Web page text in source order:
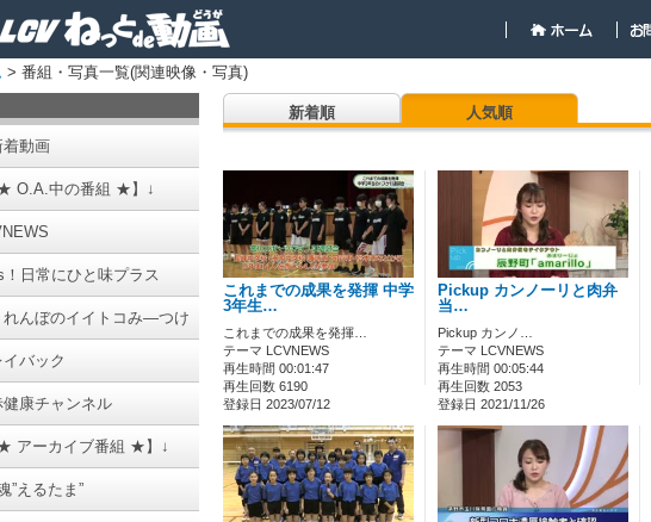
> 番組・写真一覧(関連映像・写真)
動画
O.A.中の番組 ★】↓
！日常にひと味プラス
れんぼのイイトコみ―つけ
バック
健康チャンネル
アーカイブ番組 ★】↓
”えるたま”
新着順 人気順
これまでの成果を発揮 中学
3年生…
これまでの成果を発揮…
テーマ LCVNEWS
再生時間 00:01:47
再生回数 6190
登録日 2023/07/12
Pickup カンノーリと肉弁
当…
Pickup カンノ…
テーマ LCVNEWS
再生時間 00:05:44
再生回数 2053
登録日 2021/11/26